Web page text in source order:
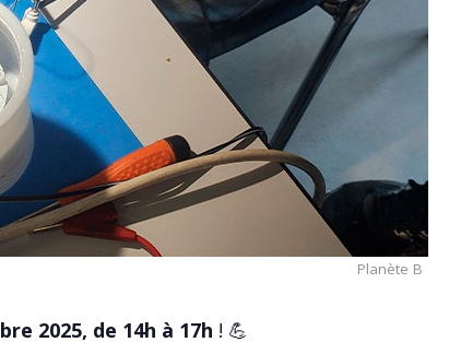
Planète B
2025, de 14h à 17h ! 💪